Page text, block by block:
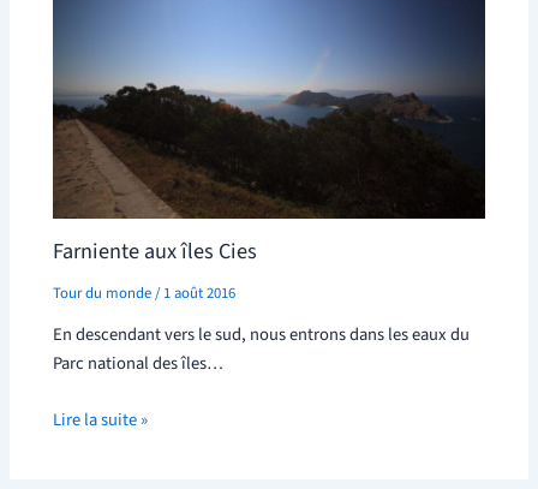
Farniente aux îles Cies
Tour du monde/1 août 2016
En descendant vers le sud, nous entrons dans les eaux du
Parc national des îles…
Lire la suite »